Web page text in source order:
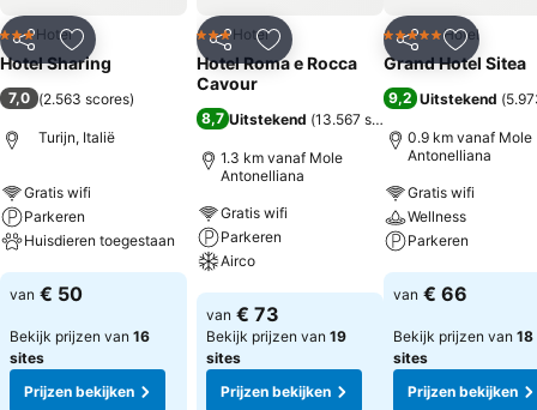
Delen Toevoegen aan favorieten
3 Sterren
Hotel
Hotel Sharing
7,0 (2.563 scores)
Turijn, Italië
Gratis wifi
Parkeren
Huisdieren toegestaan
Prijzen bekijken
van € 50
Bekijk prijzen van 16
sites
Prijzen bekijken
Delen Toevoegen aan favorieten
3 Sterren
Hotel
Hotel Roma e Rocca
Cavour
8,7 Uitstekend (13.567 scores
1.3 km vanaf Mole
Antonelliana
Gratis wifi
Parkeren
Airco
Prijzen bekijken
van € 73
Bekijk prijzen van 19
sites
Prijzen bekijken
Delen
5 Sterren Hotel
Grand Hotel Sitea
9,2 Uitstekend (
0.9 km vanaf Mole
Antonelliana
Gratis wifi
Wellness
Parkeren
Prijzen bekijken
van € 66
Bekijk prijzen van 18
sites
Prijzen bekijken